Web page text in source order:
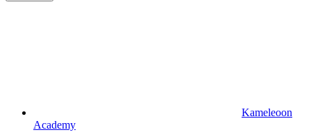
Kameleoon
Academy